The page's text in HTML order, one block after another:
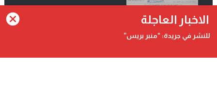
انضم الينا على فيسبوك
الاخبار العاجلة
للنشر في جريدة: “منبر بريس”